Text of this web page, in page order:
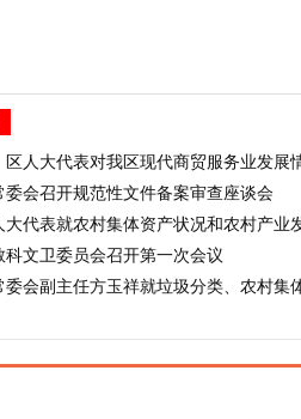
区人大代表对我区现代商贸服务业发展
委会召开规范性文件备案审查座谈会
大代表就农村集体资产状况和农村产业
科文卫委员会召开第一次会议
委会副主任方玉祥就垃圾分类、农村